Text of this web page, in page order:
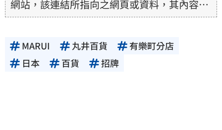
網站，該連結所指向之網頁或資料，其內容均
為所連結網站提供，相關權利均為該網站、內
其真實性、正確性、即時性、完整性或合法
性。三立新聞網所提供的資訊內容，若其著作
MARUI 丸井百貨
有樂町分店
日本
百貨 招牌